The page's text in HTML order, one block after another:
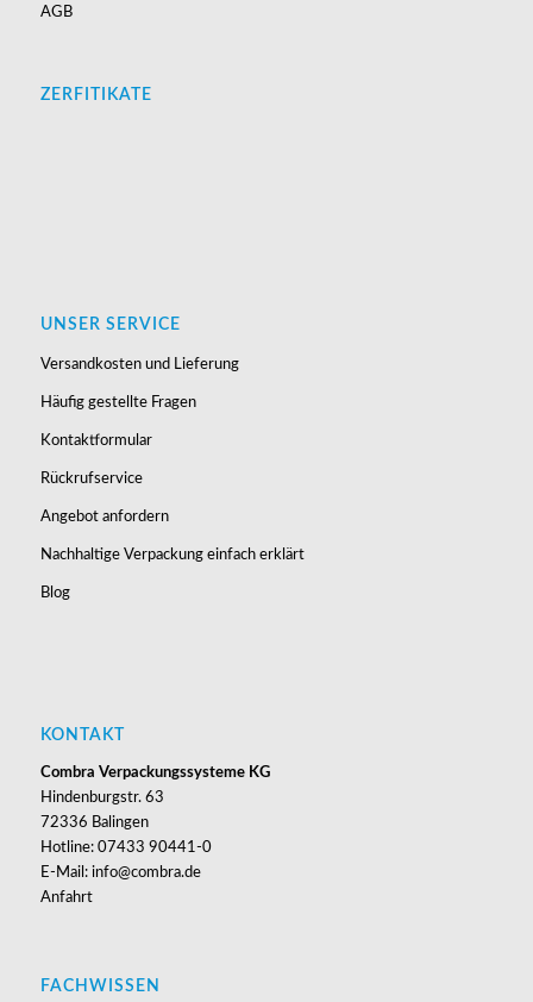
AGB
ZERFITIKATE
UNSER SERVICE
Versandkosten und Lieferung
Häufig gestellte Fragen
Kontaktformular
Rückrufservice
Angebot anfordern
Nachhaltige Verpackung einfach erklärt
Blog
KONTAKT
Combra Verpackungssysteme KG
Hindenburgstr. 63
72336 Balingen
Hotline: 07433 90441-0
E-Mail: info@combra.de
Anfahrt
FACHWISSEN